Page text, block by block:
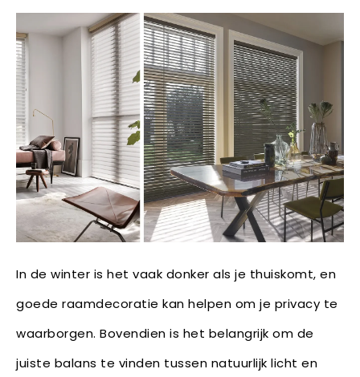
In de winter is het vaak donker als je thuiskomt, en
goede raamdecoratie kan helpen om je privacy te
waarborgen. Bovendien is het belangrijk om de
juiste balans te vinden tussen natuurlijk licht en